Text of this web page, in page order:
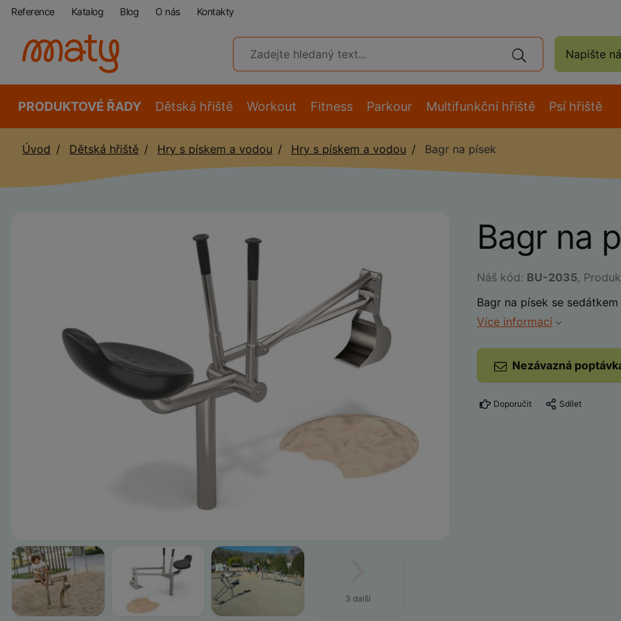
Reference Katalog Blog O nás Kontakty
Napište
PRODUKTOVÉ ŘADY Dětská hřiště Workout Fitness Parkour Multifunkční hřiště Psí hřiště
Úvod Dětská hřiště Hry s pískem a vodou Hry s pískem a vodou Bagr na písek
3 další
Bagr na
Náš kód: BU-2035,
Bagr na písek se
Více informací
Nezávazná
Doporučit Sdílet